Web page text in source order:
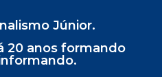
Júnior.
20 anos formando